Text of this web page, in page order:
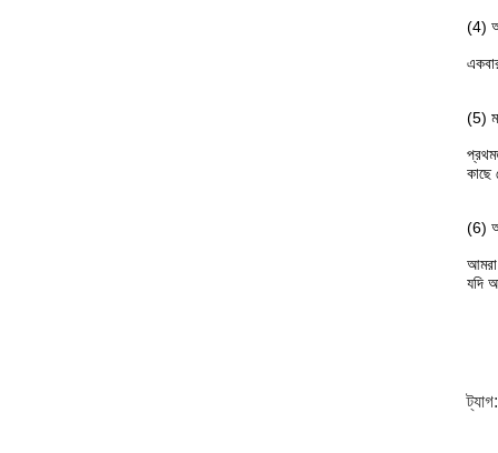
(4)
(5)
(6)
আমরা
যদি